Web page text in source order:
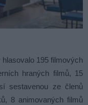
195 filmových
hraných filmů, 15
sestavenou ze členů
8 animovaných filmů